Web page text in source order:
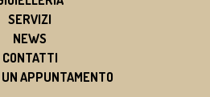
SERVIZI
NEWS
CONTATTI
APPUNTAMENTO